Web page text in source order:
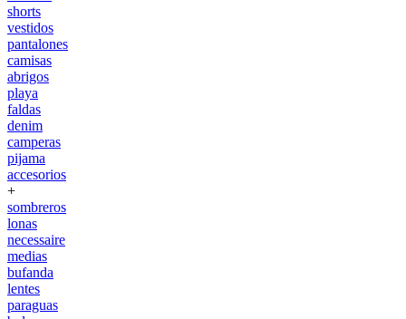
shorts
vestidos
pantalones
camisas
abrigos
playa
faldas
denim
camperas
pijama
accesorios
+
sombreros
lonas
necessaire
medias
bufanda
lentes
paraguas